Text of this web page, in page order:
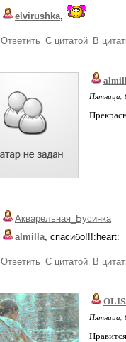
elvirushka,
Ответить С цитатой В
Пятница,
Акварельная_Бусинка
almilla, спасибо!!!:heart:
Ответить С цитатой В
Пятница,